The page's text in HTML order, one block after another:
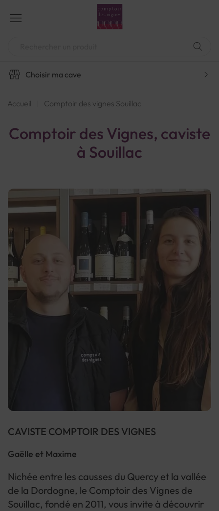
contenu
Choisir ma cave
Accueil Comptoir des vignes Souillac
Comptoir des Vignes, caviste
à Souillac
CAVISTE COMPTOIR DES VIGNES
Gaëlle et Maxime
Nichée entre les causses du Quercy et la vallée
de la Dordogne, le Comptoir des Vignes de
Souillac, fondé en 2011, vous invite à découvrir